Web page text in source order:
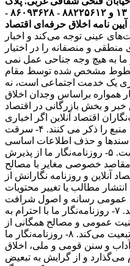
تلفن دفتر مرکزی: ۱۳ و ۸۸۲۲۵۶۱۲ - ۸۶۰۹۳۶۲۸ -
آیین نامه اخلاق حرفه‌ای اقتصاد
عینی توجه می‌کند و اخبار
و منصفانه را در اختیار
ما به هیچ وجه جناحی عمل نمی
خطوط مشخص شده توسط مقام
روزنامه‌نگاری یک خدمت اجتماعی است، نه
همواره براساس وجدان اخلاق
و بخش بازرگانی در اقتصاد
هستند. ۳- روزنامه‌نگاران اقتصاد آنلاین اگر اخباری
را از منبعی دیگر منتشر کنند، حتما منبع را ذکر می کنند. ۴- سرقت
و حذف اطلاعات اساسی
رویدادها در اقتصاد آنلاین مطرود است. ۵- روزنامه‌نگار ما از پذیرش
خصوصی مغایر با مصالح
می‌کند. ۶- اقتصاد آنلاین و روزنامه نگارانش از
مطالب یا تغییر محتویات
عمومی رسانه و اصول شرافت
حرفه ای خویش تبعیت می‌کند. ۷- روزنامه‌نگار ما با احترام به
عمومی و مصالح همگانی از
اصول شرافت حرفه‌ای خویشتن تبعیت می‌کند. ۸- روزنامه‌نگار ما
و سنن قومی و ملی، اخلاق
و از گرایش به تبعیض